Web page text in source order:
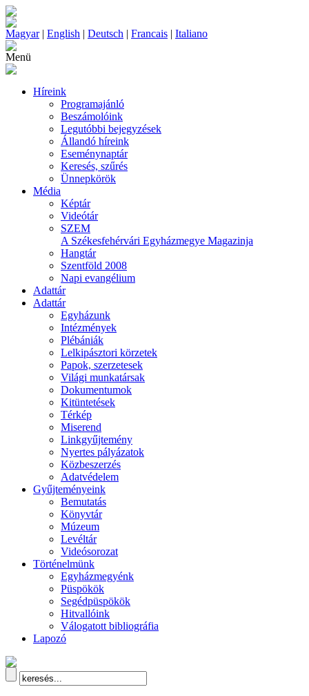
Magyar| English | Deutsch | Francais | Italiano
Menü
Híreink
Programajánló
Beszámolóink
Legutóbbi bejegyzések
Állandó híreink
Eseménynaptár
Keresés, szűrés
Ünnepkörök
Média
Képtár
Videótár
SZEM
A Székesfehérvári Egyházmegye Magazinja
Hangtár
Szentföld 2008
Napi evangélium
Adattár
Adattár
Egyházunk
Intézmények
Plébániák
Lelkipásztori körzetek
Papok, szerzetesek
Világi munkatársak
Dokumentumok
Kitüntetések
Térkép
Miserend
Linkgyűjtemény
Nyertes pályázatok
Közbeszerzés
Adatvédelem
Gyűjteményeink
Bemutatás
Könyvtár
Múzeum
Levéltár
Videósorozat
Történelmünk
Egyházmegyénk
Püspökök
Segédpüspökök
Hitvallóink
Válogatott bibliográfia
Lapozó